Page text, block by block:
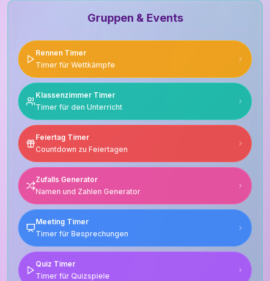
Gruppen & Events
Rennen Timer
Timer für Wettkämpfe
Klassenzimmer Timer
Timer für den Unterricht
Feiertag Timer
Countdown zu Feiertagen
Zufalls Generator
Namen und Zahlen Generator
Meeting Timer
Timer für Besprechungen
Quiz Timer
Timer für Quizspiele